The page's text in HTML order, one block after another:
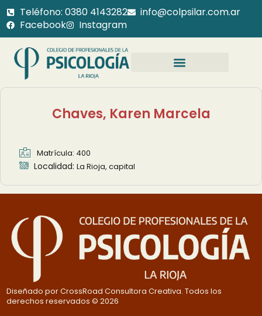
Teléfono: 0380 4143282
info@colpsilar.com.ar
Facebook
Instagram
Chaves, Karen Marcela
Matrícula: 400
Localidad:La Rioja, capital
Diseñado por CrossRoad Consultora Creativa. Todos los
derechos reservados © 2026